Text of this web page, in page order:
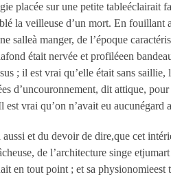
placée sur une petite tableéclairait
la veilleuse d’un mort. En
salleà manger, de l’époque
était nervée et profiléeen
; il est vrai qu’elle était sans
d’uncouronnement, dit attique,
est vrai qu’on n’avait eu
et du devoir de dire,que cet
de l’architecture singe
en tout point ; et sa